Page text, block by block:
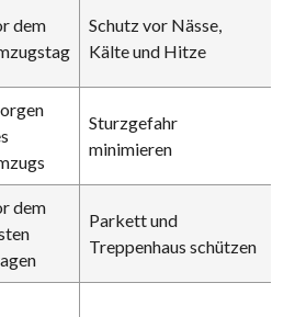
dem
Schutz vor Nässe,
Kälte und Hitze
Sturzgefahr
minimieren
dem
Parkett und
Treppenhaus schützen